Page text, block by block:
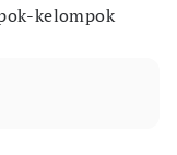
kelompok